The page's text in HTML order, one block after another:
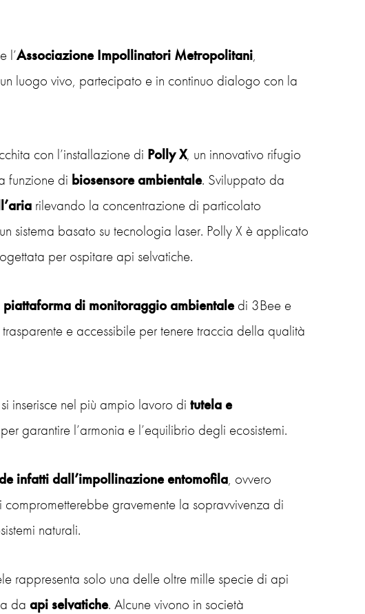
l’Associazione Impollinatori Metropolitani,
luogo vivo, partecipato e in continuo dialogo con la
con l’installazione di Polly X, un innovativo rifugio
funzione di biosensore ambientale. Sviluppato da
rilevando la concentrazione di particolato
sistema basato su tecnologia laser. Polly X è applicato
per ospitare api selvatiche.
piattaforma di monitoraggio ambientaledi 3Bee e
e accessibile per tenere traccia della qualità
inserisce nel più ampio lavoro di tutela e
garantire l’armonia e l’equilibrio degli ecosistemi.
infatti dall’impollinazione entomofila, ovvero
gravemente la sopravvivenza di
naturali.
rappresenta solo una delle oltre mille specie di api
da api selvatiche. Alcune vivono in società